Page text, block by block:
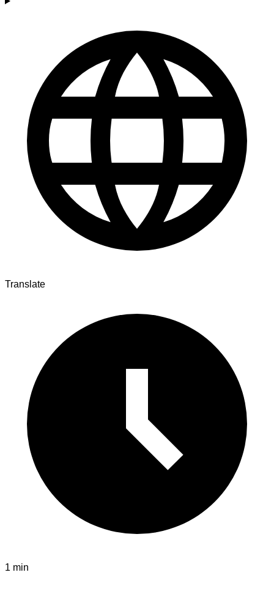
Translate
1 min